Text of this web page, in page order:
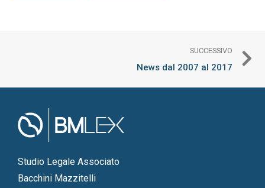
SUCCESSIVO
News dal 2007 al 2017
Studio Legale Associato
Bacchini Mazzitelli